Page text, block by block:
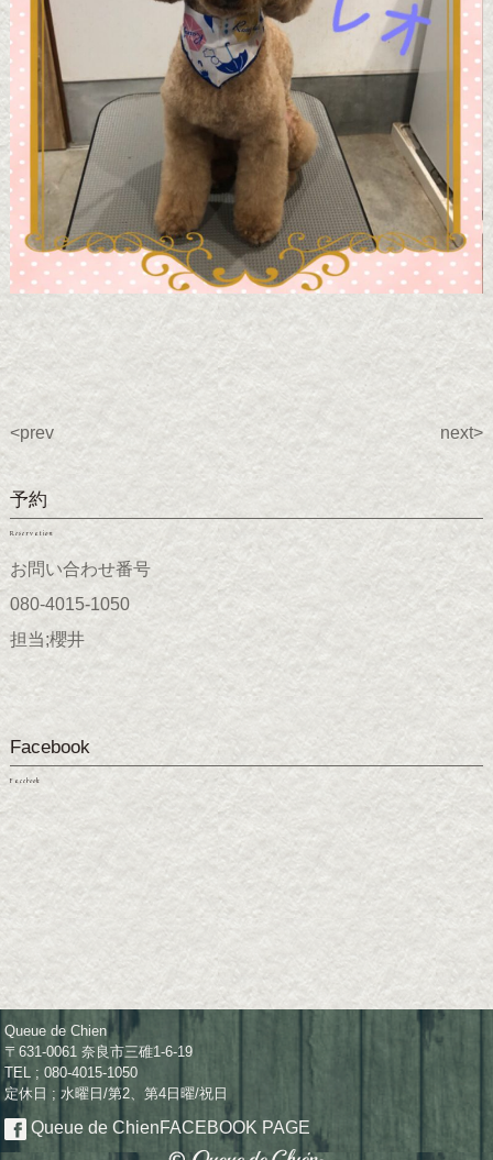
<prev next>
予約
Reservation
お問い合わせ番号
080-4015-1050
担当;櫻井
Facebook
Facebook
Queue de Chien
〒631-0061 奈良市三碓1-6-19
TEL ; 080-4015-1050
定休日 ; 水曜日/第2、第4日曜/祝日
Queue de ChienFACEBOOK PAGE